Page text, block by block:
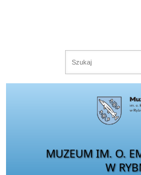
MUZEUM IM. O.
W